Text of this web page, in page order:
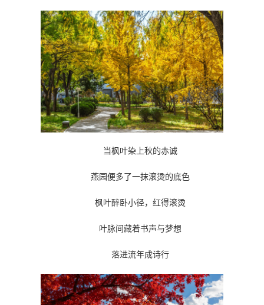
当枫叶染上秋的赤诚
燕园便多了一抹滚烫的底色
枫叶醉卧小径，红得滚烫
叶脉间藏着书声与梦想
落进流年成诗行